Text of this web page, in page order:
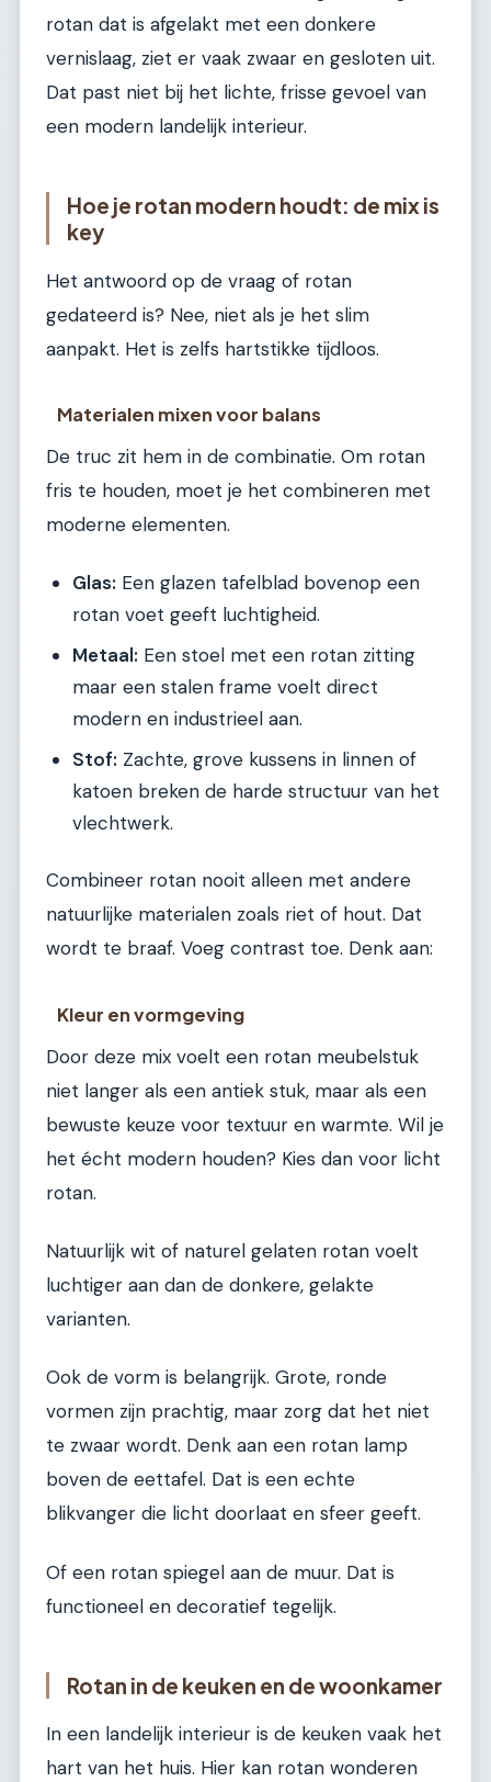
rotan dat is afgelakt met een donkere
vernislaag, ziet er vaak zwaar en gesloten uit.
Dat past niet bij het lichte, frisse gevoel van
een modern landelijk interieur.
Hoe je rotan modern houdt: de mix is
key
Het antwoord op de vraag of rotan
gedateerd is? Nee, niet als je het slim
aanpakt. Het is zelfs hartstikke tijdloos.
Materialen mixen voor balans
De truc zit hem in de combinatie. Om rotan
fris te houden, moet je het combineren met
moderne elementen.
Glas: Een glazen tafelblad bovenop een
rotan voet geeft luchtigheid.
Metaal: Een stoel met een rotan zitting
maar een stalen frame voelt direct
modern en industrieel aan.
Stof: Zachte, grove kussens in linnen of
katoen breken de harde structuur van het
vlechtwerk.
Combineer rotan nooit alleen met andere
natuurlijke materialen zoals riet of hout. Dat
wordt te braaf. Voeg contrast toe. Denk aan:
Kleur en vormgeving
Door deze mix voelt een rotan meubelstuk
niet langer als een antiek stuk, maar als een
bewuste keuze voor textuur en warmte. Wil je
het écht modern houden? Kies dan voor licht
rotan.
Natuurlijk wit of naturel gelaten rotan voelt
luchtiger aan dan de donkere, gelakte
varianten.
Ook de vorm is belangrijk. Grote, ronde
vormen zijn prachtig, maar zorg dat het niet
te zwaar wordt. Denk aan een rotan lamp
boven de eettafel. Dat is een echte
blikvanger die licht doorlaat en sfeer geeft.
Of een rotan spiegel aan de muur. Dat is
functioneel en decoratief tegelijk.
Rotan in de keuken en de woonkamer
In een landelijk interieur is de keuken vaak het
hart van het huis. Hier kan rotan wonderen